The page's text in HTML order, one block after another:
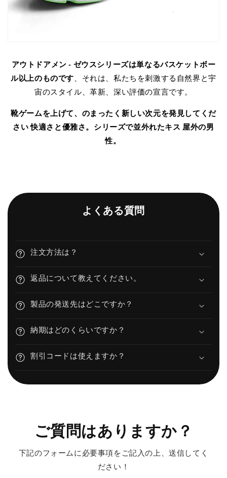
アウトドアメン - ゼウスシリーズは単なるバスケットボー
ル以上のものです、それは、私たちを刺激する自然界と宇
宙のスタイル、革新、深い評価の宣言です。
靴ゲームを上げて、のまったく新しい次元を発見してくだ
さい 快適さと優雅さ。シリーズで並外れたキス屋外の男
性。
よくある質問
注文方法は？
返品について教えてください。
製品の発送先はどこですか？
納期はどのくらいですか？
割引コードは使えますか？
ご質問はありますか？
下記のフォームに必要事項をご記入の上、送信してく
ださい！